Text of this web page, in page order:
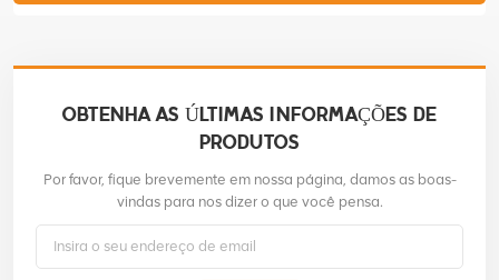
OBTENHA AS ÚLTIMAS INFORMAÇÕES DE
PRODUTOS
Por favor, fique brevemente em nossa página, damos as boas-
vindas para nos dizer o que você pensa.